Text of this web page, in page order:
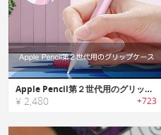
Apple Pencil第２世代用のグリップケース
¥ 2,480 +723